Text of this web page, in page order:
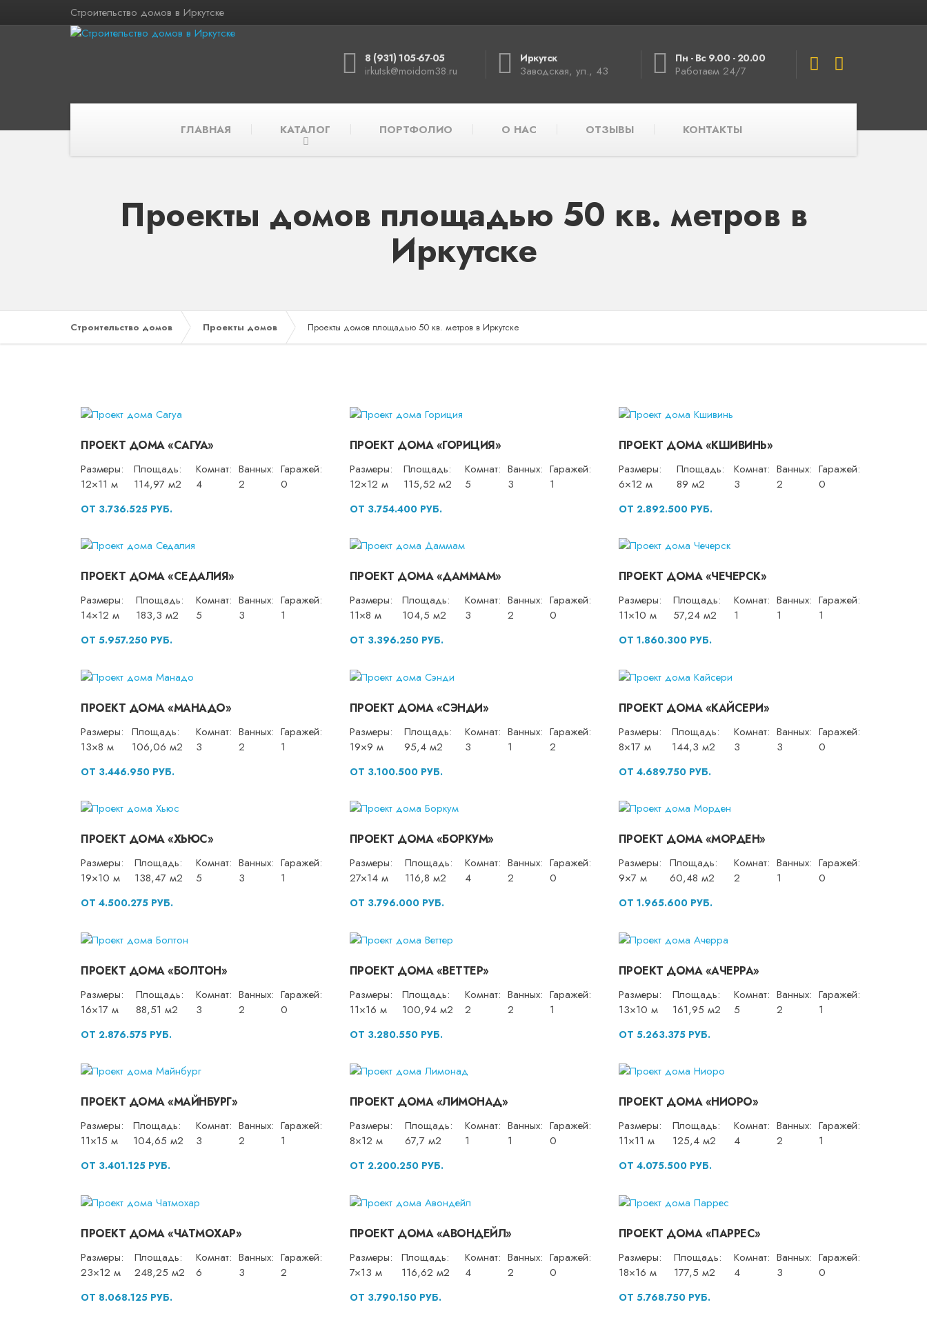
Строительство домов в Иркутске
8 (931) 105-67-05
irkutsk@moidom38.ru
Иркутск
Заводская, ул., 43
Пн - Вс 9.00 - 20.00
Работаем 24/7
ГЛАВНАЯ КАТАЛОГ ПОРТФОЛИО О НАС ОТЗЫВЫ КОНТАКТЫ
Проекты домов площадью 50 кв. метров в
Иркутске
Строительство домов Проекты домов Проекты домов площадью 50 кв. метров в Иркутске
ПРОЕКТ ДОМА «САГУА»
Размеры:
12×11 м
Площадь:
114,97 м2
Комнат:
4
Ванных:
2
Гаражей:
0
ОТ 3.736.525 РУБ.
ПРОЕКТ ДОМА «ГОРИЦИЯ»
Размеры:
12×12 м
Площадь:
115,52 м2
Комнат:
5
Ванных:
3
Гаражей:
1
ОТ 3.754.400 РУБ.
ПРОЕКТ ДОМА «КШИВИНЬ»
Размеры:
6×12 м
Площадь:
89 м2
Комнат:
3
Ванных:
2
Гаражей:
0
ОТ 2.892.500 РУБ.
ПРОЕКТ ДОМА «СЕДАЛИЯ»
Размеры:
14×12 м
Площадь:
183,3 м2
Комнат:
5
Ванных:
3
Гаражей:
1
ОТ 5.957.250 РУБ.
ПРОЕКТ ДОМА «ДАММАМ»
Размеры:
11×8 м
Площадь:
104,5 м2
Комнат:
3
Ванных:
2
Гаражей:
0
ОТ 3.396.250 РУБ.
ПРОЕКТ ДОМА «ЧЕЧЕРСК»
Размеры:
11×10 м
Площадь:
57,24 м2
Комнат:
1
Ванных:
1
Гаражей:
1
ОТ 1.860.300 РУБ.
ПРОЕКТ ДОМА «МАНАДО»
Размеры:
13×8 м
Площадь:
106,06 м2
Комнат:
3
Ванных:
2
Гаражей:
1
ОТ 3.446.950 РУБ.
ПРОЕКТ ДОМА «СЭНДИ»
Размеры:
19×9 м
Площадь:
95,4 м2
Комнат:
3
Ванных:
1
Гаражей:
2
ОТ 3.100.500 РУБ.
ПРОЕКТ ДОМА «КАЙСЕРИ»
Размеры:
8×17 м
Площадь:
144,3 м2
Комнат:
3
Ванных:
3
Гаражей:
0
ОТ 4.689.750 РУБ.
ПРОЕКТ ДОМА «ХЬЮС»
Размеры:
19×10 м
Площадь:
138,47 м2
Комнат:
5
Ванных:
3
Гаражей:
1
ОТ 4.500.275 РУБ.
ПРОЕКТ ДОМА «БОРКУМ»
Размеры:
27×14 м
Площадь:
116,8 м2
Комнат:
4
Ванных:
2
Гаражей:
0
ОТ 3.796.000 РУБ.
ПРОЕКТ ДОМА «МОРДЕН»
Размеры:
9×7 м
Площадь:
60,48 м2
Комнат:
2
Ванных:
1
Гаражей:
0
ОТ 1.965.600 РУБ.
ПРОЕКТ ДОМА «БОЛТОН»
Размеры:
16×17 м
Площадь:
88,51 м2
Комнат:
3
Ванных:
2
Гаражей:
0
ОТ 2.876.575 РУБ.
ПРОЕКТ ДОМА «ВЕТТЕР»
Размеры:
11×16 м
Площадь:
100,94 м2
Комнат:
2
Ванных:
2
Гаражей:
1
ОТ 3.280.550 РУБ.
ПРОЕКТ ДОМА «АЧЕРРА»
Размеры:
13×10 м
Площадь:
161,95 м2
Комнат:
5
Ванных:
2
Гаражей:
1
ОТ 5.263.375 РУБ.
ПРОЕКТ ДОМА «МАЙНБУРГ»
Размеры:
11×15 м
Площадь:
104,65 м2
Комнат:
3
Ванных:
2
Гаражей:
1
ОТ 3.401.125 РУБ.
ПРОЕКТ ДОМА «ЛИМОНАД»
Размеры:
8×12 м
Площадь:
67,7 м2
Комнат:
1
Ванных:
1
Гаражей:
0
ОТ 2.200.250 РУБ.
ПРОЕКТ ДОМА «НИОРО»
Размеры:
11×11 м
Площадь:
125,4 м2
Комнат:
4
Ванных:
2
Гаражей:
1
ОТ 4.075.500 РУБ.
ПРОЕКТ ДОМА «ЧАТМОХАР»
Размеры:
23×12 м
Площадь:
248,25 м2
Комнат:
6
Ванных:
3
Гаражей:
2
ОТ 8.068.125 РУБ.
ПРОЕКТ ДОМА «АВОНДЕЙЛ»
Размеры:
7×13 м
Площадь:
116,62 м2
Комнат:
4
Ванных:
2
Гаражей:
0
ОТ 3.790.150 РУБ.
ПРОЕКТ ДОМА «ПАРРЕС»
Размеры:
18×16 м
Площадь:
177,5 м2
Комнат:
4
Ванных:
3
Гаражей:
0
ОТ 5.768.750 РУБ.